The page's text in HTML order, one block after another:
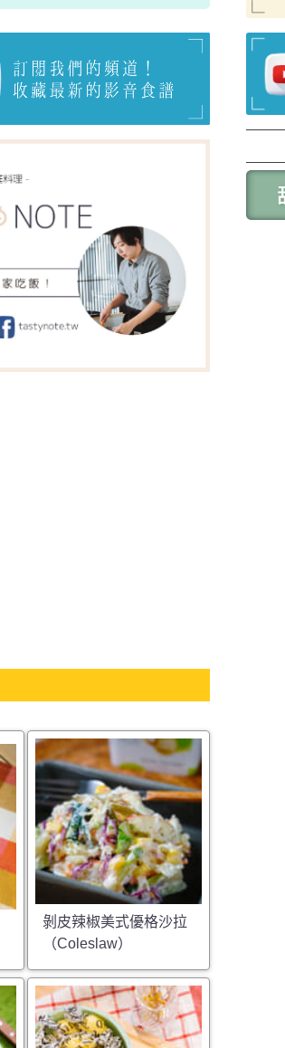
剝皮辣椒美式優格沙拉
（Coleslaw）